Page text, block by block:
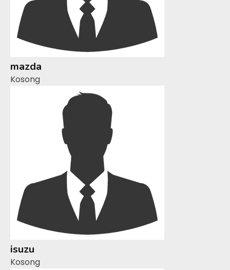
mazda
Kosong
isuzu
Kosong